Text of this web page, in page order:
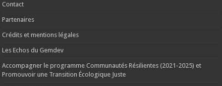
Contact
Partenaires
Crédits et mentions légales
Les Echos du Gemdev
Accompagner le programme Communautés Résilientes (2021-2025) et
Promouvoir une Transition Écologique Juste